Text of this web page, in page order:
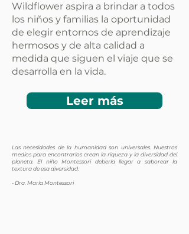
Wildflower aspira a brindar a todos
los niños y familias la oportunidad
de elegir entornos de aprendizaje
hermosos y de alta calidad a
medida que siguen el viaje que se
desarrolla en la vida.
Leer más
Las necesidades de la humanidad son universales. Nuestros
medios para encontrarlos crean la riqueza y la diversidad del
planeta. El niño Montessori debería llegar a saborear la
textura de esa diversidad.
- Dra. María Montessori